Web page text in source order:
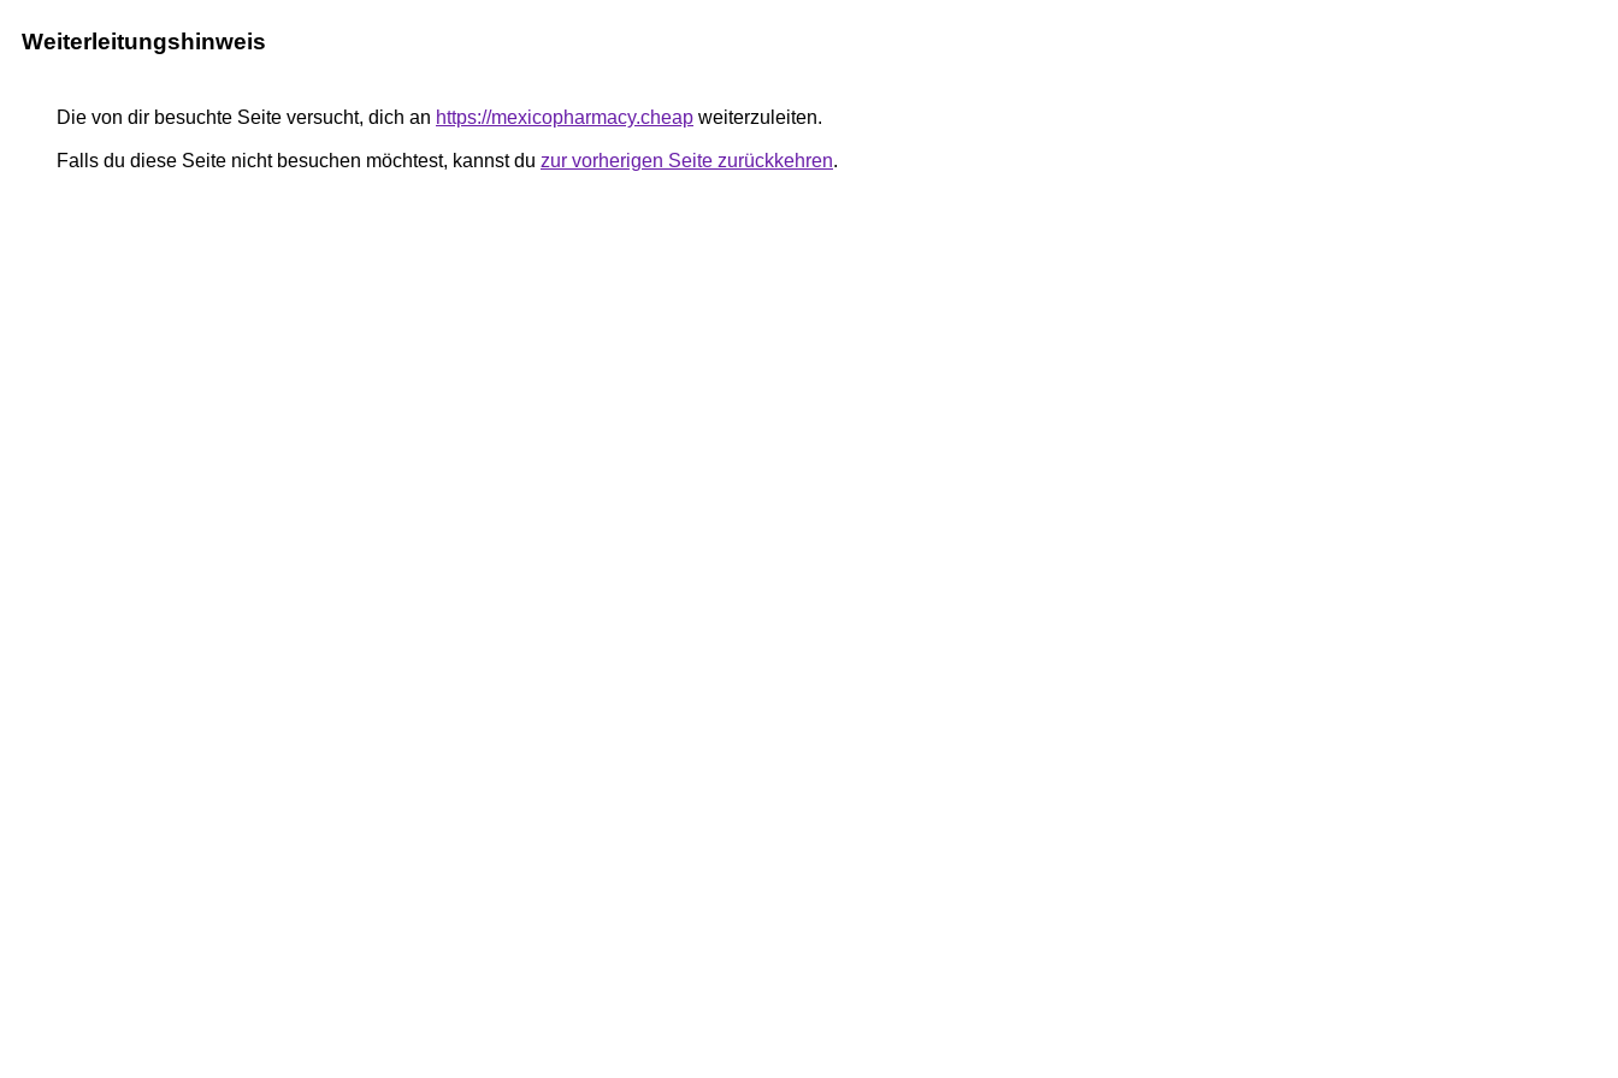
Weiterleitungshinweis
Die von dir besuchte Seite versucht, dich an https://mexicopharmacy.cheap weiterzuleiten.
Falls du diese Seite nicht besuchen möchtest, kannst du zur vorherigen Seite zurückkehren.